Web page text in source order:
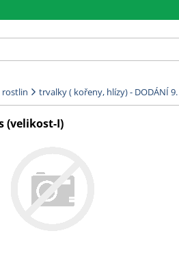
rostlin trvalky ( kořeny, hlízy) - DODÁNÍ 9.
(velikost-I)